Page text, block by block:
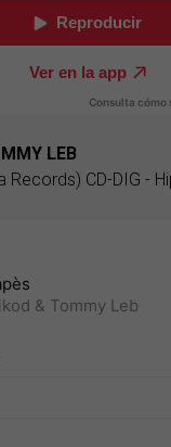
LEB
Records) CD-DIG -